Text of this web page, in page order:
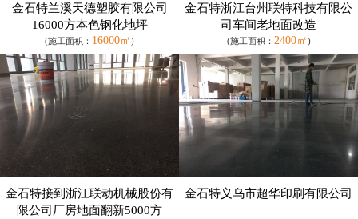
金石特兰溪天德塑胶有限公司
16000方本色钢化地坪
(施工面积： 16000㎡)
金石特浙江台州联特科技有限公
司车间老地面改造
(施工面积： 2400㎡)
金石特接到浙江联动机械股份有
限公司厂房地面翻新5000方
金石特义乌市超华印刷有限公司